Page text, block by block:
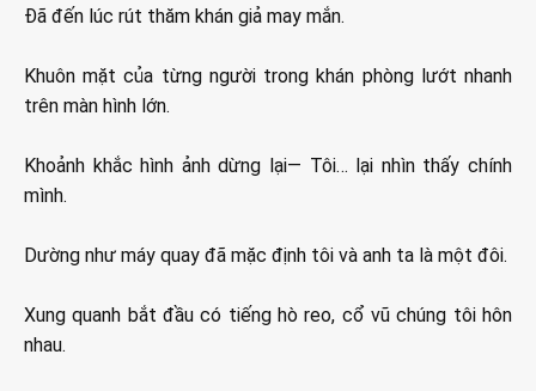
Đã đến lúc rút thăm khán giả may mắn.
Khuôn mặt của từng người trong khán phòng lướt nhanh
trên màn hình lớn.
Khoảnh khắc hình ảnh dừng lại— Tôi… lại nhìn thấy chính
mình.
Dường như máy quay đã mặc định tôi và anh ta là một đôi.
Xung quanh bắt đầu có tiếng hò reo, cổ vũ chúng tôi hôn
nhau.